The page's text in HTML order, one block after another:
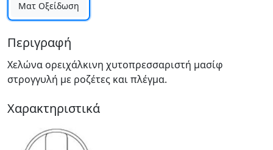
Ματ Οξείδωση
Περιγραφή
Χελώνα ορειχάλκινη χυτοπρεσσαριστή μασίφ
στρογγυλή με ροζέτες και πλέγμα.
Χαρακτηριστικά